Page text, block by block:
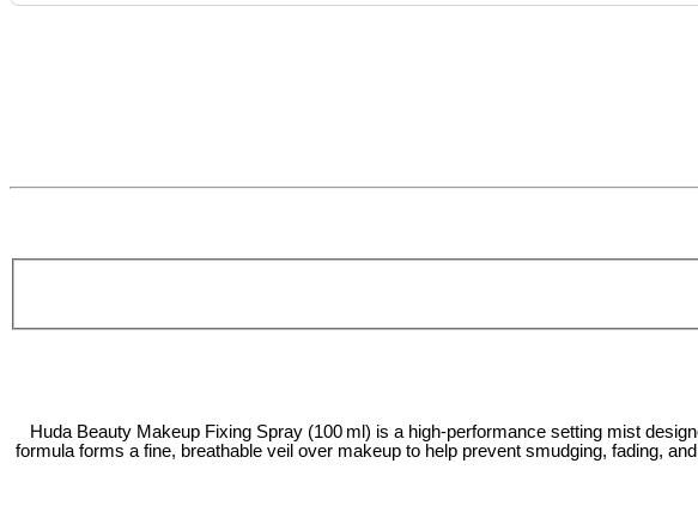
Huda Beauty Makeup Fixing Spray (100 ml) is a high‑performance setting mist
formula forms a fine, breathable veil over makeup to help prevent smudging, fading,